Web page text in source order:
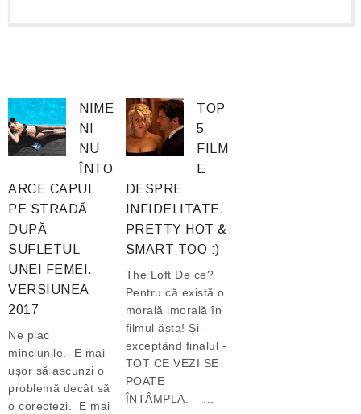
NIME
NI
NU
ÎNTO
ARCE CAPUL
PE STRADĂ
DUPĂ
SUFLETUL
UNEI FEMEI.
VERSIUNEA
2017
Ne plac
minciunile. E mai
ușor să ascunzi o
problemă decât să
o corectezi. E mai
TOP
5
FILM
E
DESPRE
INFIDELITATE.
PRETTY HOT &
SMART TOO :)
The Loft De ce?
Pentru că există o
morală imorală în
filmul ăsta! Și -
exceptând finalul -
TOT CE VEZI SE
POATE
ÎNTÂMPLA. ...